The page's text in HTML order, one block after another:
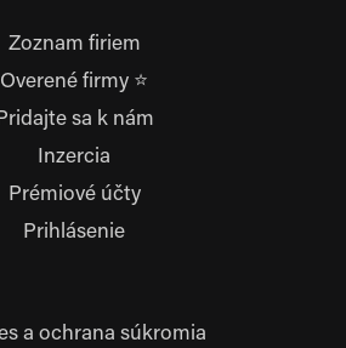
Zoznam firiem
Overené firmy ⭐
sa k nám
Inzercia
Prémiové účty
Prihlásenie
a ochrana súkromia